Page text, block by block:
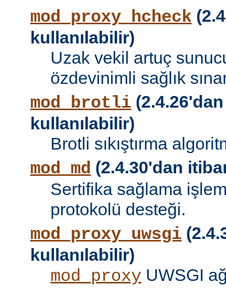
mod_proxy_hcheck
kullanılabilir)
Uzak vekil artuç
özdevinimli sağlık
mod_brotli
kullanılabilir)
Brotli sıkıştırma
mod_md (2.4.30'dan
Sertifika sağlama
protokolü desteği.
mod_proxy_uwsgi
kullanılabilir)
mod_proxy UWSGI